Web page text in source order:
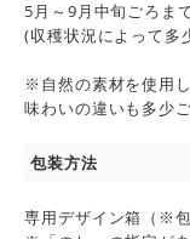
5月～9月中旬ごろま
(収穫状況によって多
※自然の素材を使用
味わいの違いも多少
包装方法
専用デザイン箱（※包